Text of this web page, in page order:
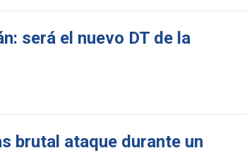
será el nuevo DT de la
brutal ataque durante un